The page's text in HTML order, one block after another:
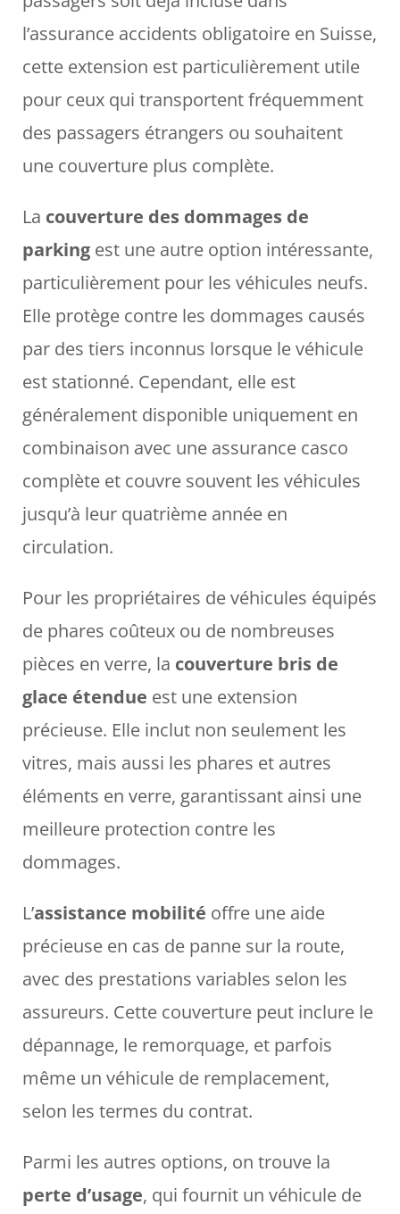
l’assurance accidents obligatoire en Suisse,
cette extension est particulièrement utile
pour ceux qui transportent fréquemment
des passagers étrangers ou souhaitent
une couverture plus complète.
La couverture des dommages de
parking est une autre option intéressante,
particulièrement pour les véhicules neufs.
Elle protège contre les dommages causés
par des tiers inconnus lorsque le véhicule
est stationné. Cependant, elle est
généralement disponible uniquement en
combinaison avec une assurance casco
complète et couvre souvent les véhicules
jusqu’à leur quatrième année en
circulation.
Pour les propriétaires de véhicules équipés
de phares coûteux ou de nombreuses
pièces en verre, la couverture bris de
glace étendue est une extension
précieuse. Elle inclut non seulement les
vitres, mais aussi les phares et autres
éléments en verre, garantissant ainsi une
meilleure protection contre les
dommages.
L’assistance mobilité offre une aide
précieuse en cas de panne sur la route,
avec des prestations variables selon les
assureurs. Cette couverture peut inclure le
dépannage, le remorquage, et parfois
même un véhicule de remplacement,
selon les termes du contrat.
Parmi les autres options, on trouve la
perte d’usage, qui fournit un véhicule de